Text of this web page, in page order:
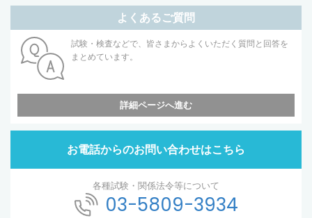
よくあるご質問
試験・検査などで、皆さまからよくいただく質問と回答を
まとめています。
詳細ページへ進む
お電話からのお問い合わせはこちら
各種試験・関係法令等について
03-5809-3934